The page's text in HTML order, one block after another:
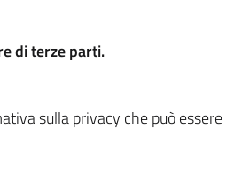
di terze parti.
sulla privacy che può